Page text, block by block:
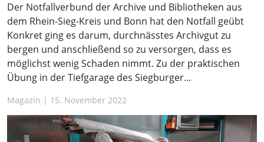
Der Notfallverbund der Archive und Bibliotheken aus
dem Rhein-Sieg-Kreis und Bonn hat den Notfall geübt
Konkret ging es darum, durchnässtes Archivgut zu
bergen und anschließend so zu versorgen, dass es
möglichst wenig Schaden nimmt. Zu der praktischen
Übung in der Tiefgarage des Siegburger…
Magazin | 15. November 2022